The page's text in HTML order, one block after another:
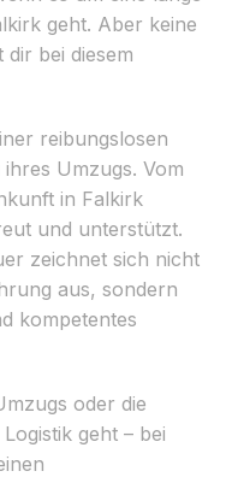
geht. Aber keine
bei diesem
reibungslosen
Umzugs. Vom
in Falkirk
und unterstützt.
zeichnet sich nicht
aus, sondern
kompetentes
oder die
geht – bei